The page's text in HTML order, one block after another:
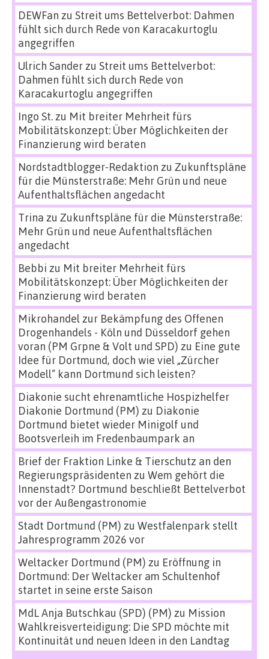
DEWFan zu Streit ums Bettelverbot: Dahmen
fühlt sich durch Rede von Karacakurtoglu
angegriffen
Ulrich Sanderzu Streit ums Bettelverbot:
Dahmen fühlt sich durch Rede von
Karacakurtoglu angegriffen
Ingo St.zu Mit breiter Mehrheit fürs
Mobilitätskonzept: Über Möglichkeiten der
Finanzierung wird beraten
Nordstadtblogger-Redaktion zu Zukunftspläne
für die Münsterstraße: Mehr Grün und neue
Aufenthaltsflächen angedacht
Trina zu Zukunftspläne für die Münsterstraße:
Mehr Grün und neue Aufenthaltsflächen
angedacht
Bebbi zu Mit breiter Mehrheit fürs
Mobilitätskonzept: Über Möglichkeiten der
Finanzierung wird beraten
Mikrohandel zur Bekämpfung des Offenen
Drogenhandels - Köln und Düsseldorf gehen
voran (PM Grpne & Volt und SPD) zu Eine gute
Idee für Dortmund, doch wie viel „Zürcher
Modell“ kann Dortmund sich leisten?
Diakonie sucht ehrenamtliche Hospizhelfer
Diakonie Dortmund (PM) zu Diakonie
Dortmund bietet wieder Minigolf und
Bootsverleih im Fredenbaumpark an
Brief der Fraktion Linke & Tierschutz an den
Regierungspräsidenten zu Wem gehört die
Innenstadt? Dortmund beschließt Bettelverbot
vor der Außengastronomie
Stadt Dortmund (PM) zu Westfalenpark stellt
Jahresprogramm 2026 vor
Weltacker Dortmund (PM) zu Eröffnung in
Dortmund: Der Weltacker am Schultenhof
startet in seine erste Saison
MdL Anja Butschkau (SPD) (PM) zu Mission
Wahlkreisverteidigung: Die SPD möchte mit
Kontinuität und neuen Ideen in den Landtag